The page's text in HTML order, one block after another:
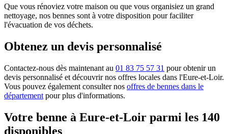
Que vous rénoviez votre maison ou que vous organisiez un grand
nettoyage, nos bennes sont à votre disposition pour faciliter
l'évacuation de vos déchets.
Obtenez un devis personnalisé
Contactez-nous dès maintenant au 01 83 75 57 31 pour obtenir un
devis personnalisé et découvrir nos offres locales dans l'Eure-et-Loir.
Vous pouvez également consulter nos offres de bennes dans le
département pour plus d'informations.
Votre benne à Eure-et-Loir parmi les 140
disponibles